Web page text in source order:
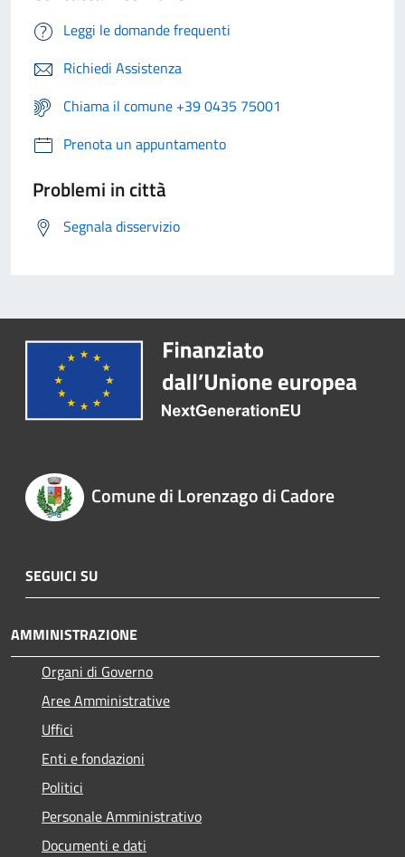
Leggi le domande frequenti
Richiedi Assistenza
Chiama il comune +39 0435 75001
Prenota un appuntamento
Problemi in città
Segnala disservizio
Comune di Lorenzago di Cadore
SEGUICI SU
AMMINISTRAZIONE
Organi di Governo
Aree Amministrative
Uffici
Enti e fondazioni
Politici
Personale Amministrativo
Documenti e dati